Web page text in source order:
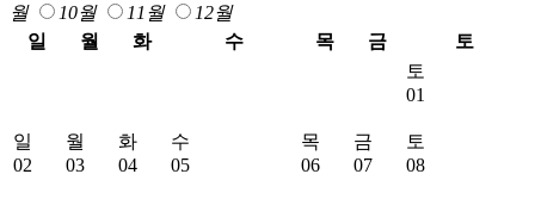
월
10월 11월
12월
일
월 화 수 목 금
토
토
01
일
02
월
03
화
04
수
05
목
06
금
07
토
08